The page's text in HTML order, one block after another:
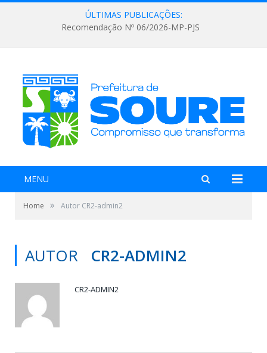
ÚLTIMAS PUBLICAÇÕES:
Recomendação Nº 06/2026-MP-PJS
MENU
Home » Autor CR2-admin2
AUTOR CR2-ADMIN2
CR2-ADMIN2